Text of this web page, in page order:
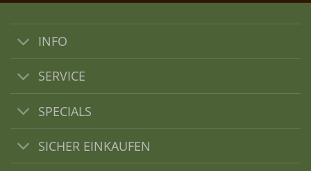
INFO
SERVICE
SPECIALS
SICHER EINKAUFEN